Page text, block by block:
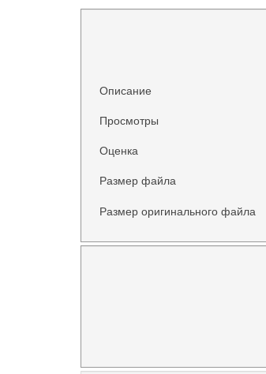
Описание
Просмотры
Оценка
Размер файла
Размер оригинального файла